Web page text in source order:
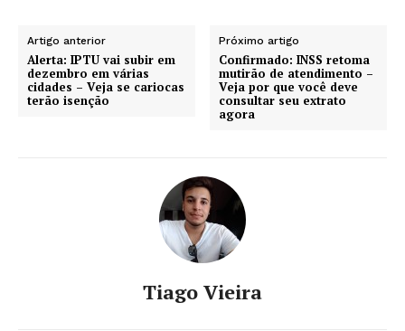
Artigo anterior
Alerta: IPTU vai subir em
dezembro em várias
cidades – Veja se cariocas
terão isenção
Próximo artigo
Confirmado: INSS retoma
mutirão de atendimento –
Veja por que você deve
consultar seu extrato
agora
Tiago Vieira